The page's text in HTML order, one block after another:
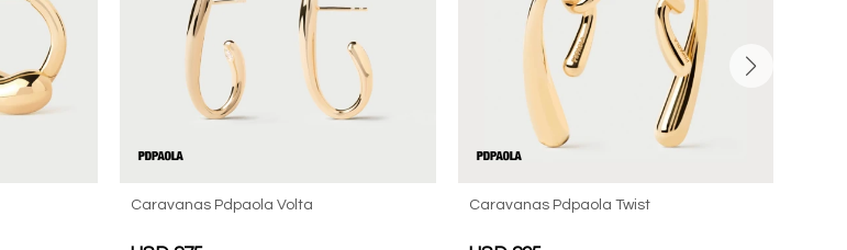
Caravanas Pdpaola Volta Caravanas Pdpaola Twist